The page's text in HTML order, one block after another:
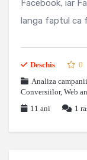
Facebook, iar
langa faptul ca
Deschis
0
Analiza
Conversiilor, Web
11 ani
1